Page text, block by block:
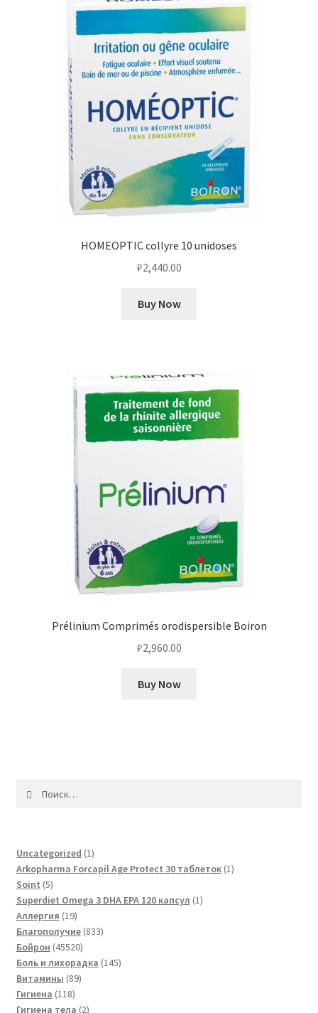
HOMEOPTIC collyre 10 unidoses
₽2,440.00
Buy Now
Prélinium Comprimés orodispersible Boiron
₽2,960.00
Buy Now
Uncategorized 11
товар
Arkopharma Forcapil Age Protect 30 таблеток 11
Soint 55
товаров
Superdiet Omega 3 DHA EPA 120 капсул 11
Аллергия 1919
товаров
Благополучие 833833
Бойрон 4552045520
товаров
Боль и лихорадка 145145
Витамины 8989
Гигиена 118118
товаров
Гигиена тела 22